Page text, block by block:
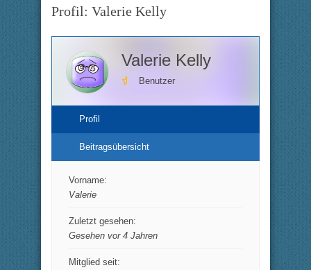
Profil: Valerie Kelly
Valerie Kelly
Benutzer
Profil
Beitragsübersicht
Vorname:
Valerie
Zuletzt gesehen:
Gesehen vor 4 Jahren
Mitglied seit: